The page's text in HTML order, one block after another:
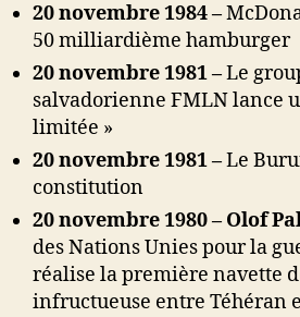
20 novembre 1984 –
50 milliardième hamburger
20 novembre 1981 –Le
salvadorienne FMLN lance
limitée »
20 novembre 1981 –Le
constitution
20 novembre 1980 – Olof
des Nations Unies pour la
réalise la première navette
infructueuse entre Téhéran